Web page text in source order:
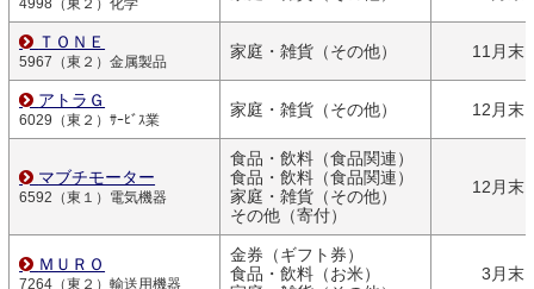
4998（東２）化学
ＴＯＮＥ
5967（東２）金属製品
家庭・雑貨（その他） 11月末
アトラＧ
6029（東２）ｻｰﾋﾞｽ業
家庭・雑貨（その他） 12月末
マブチモーター
6592（東１）電気機器
食品・飲料（食品関連）
食品・飲料（食品関連）
家庭・雑貨（その他）
その他（寄付）
12月末
ＭＵＲＯ
7264（東２）輸送用機器
金券（ギフト券）
食品・飲料（お米）
3月末